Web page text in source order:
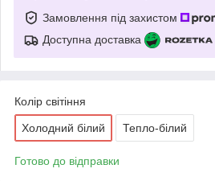
Замовлення під захистом
Доступна доставка
Колір світіння
Холодний білий Тепло-білий
Готово до відправки